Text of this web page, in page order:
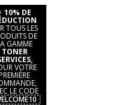
10% DE
TOUS LES
DE
GAMME
TONER
VOTRE
LE CODE